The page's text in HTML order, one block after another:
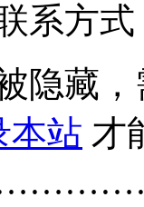
系方式
隐藏
本站 才